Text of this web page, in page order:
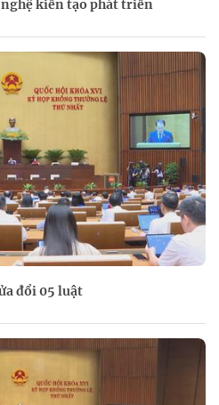
kiến tạo phát triển
đổi 05 luật